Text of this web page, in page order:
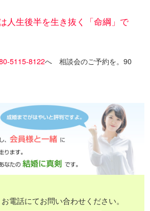
人生後半を生き抜く「命綱」で
5115-8122へ 相談会のご予約を。90
電話にてお問い合わせください。